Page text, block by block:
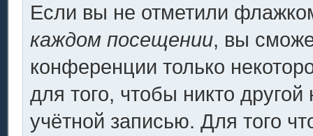
Если вы не отметили
каждом посещении, вы
конференции только
для того, чтобы никто
учётной записью. Для того